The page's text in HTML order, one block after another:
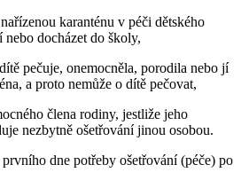
karanténu v péči dětského
docházet do školy,
pečuje, onemocněla, porodila nebo jí
a proto nemůže o dítě pečovat,
člena rodiny, jestliže jeho
nezbytně ošetřování jinou osobou.
dne potřeby ošetřování (péče) po